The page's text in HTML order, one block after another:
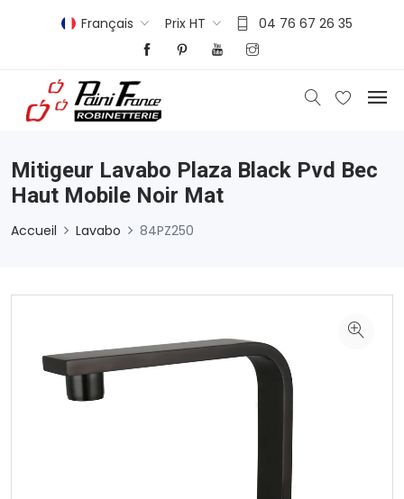
Français Prix HT 04 76 67 26 35
Mitigeur Lavabo Plaza Black Pvd Bec
Haut Mobile Noir Mat
Accueil Lavabo 84PZ250